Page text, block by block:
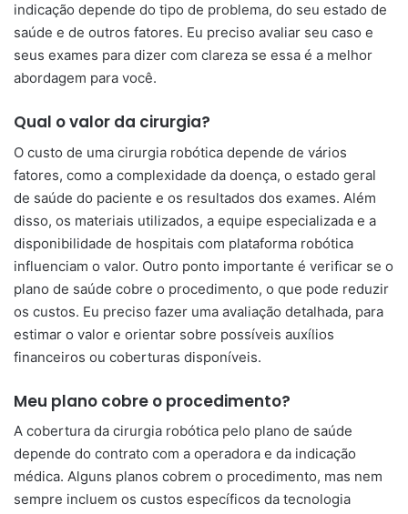
indicação depende do tipo de problema, do seu estado de
saúde e de outros fatores. Eu preciso avaliar seu caso e
seus exames para dizer com clareza se essa é a melhor
abordagem para você.
Qual o valor da cirurgia?
O custo de uma cirurgia robótica depende de vários
fatores, como a complexidade da doença, o estado geral
de saúde do paciente e os resultados dos exames. Além
disso, os materiais utilizados, a equipe especializada e a
disponibilidade de hospitais com plataforma robótica
influenciam o valor. Outro ponto importante é verificar se o
plano de saúde cobre o procedimento, o que pode reduzir
os custos. Eu preciso fazer uma avaliação detalhada, para
estimar o valor e orientar sobre possíveis auxílios
financeiros ou coberturas disponíveis.
Meu plano cobre o procedimento?
A cobertura da cirurgia robótica pelo plano de saúde
depende do contrato com a operadora e da indicação
médica. Alguns planos cobrem o procedimento, mas nem
sempre incluem os custos específicos da tecnologia